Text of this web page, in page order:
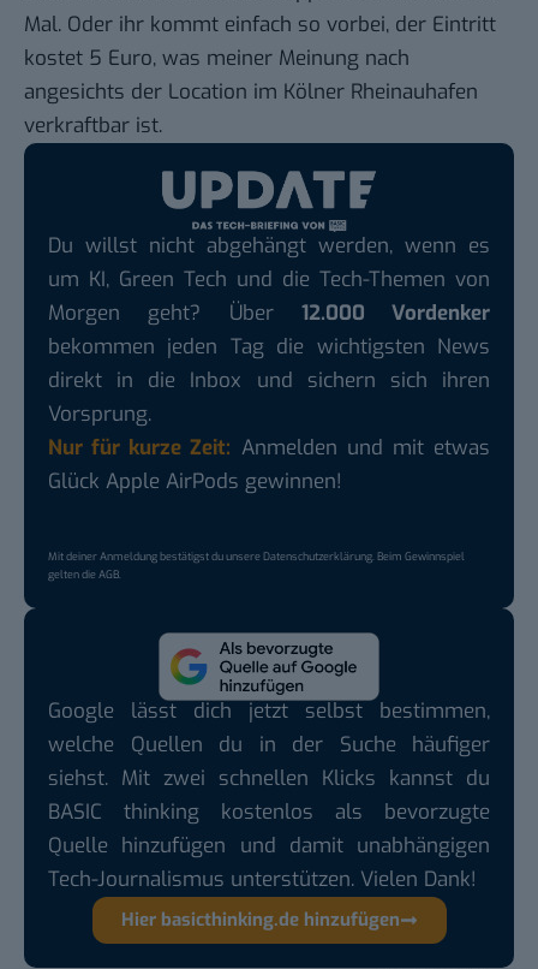
Mal. Oder ihr kommt einfach so vorbei, der Eintritt
kostet 5 Euro, was meiner Meinung nach
angesichts der Location im Kölner Rheinauhafen
verkraftbar ist.
Du willst nicht abgehängt werden, wenn es
um KI, Green Tech und die Tech-Themen von
Morgen geht? Über 12.000 Vordenker
bekommen jeden Tag die wichtigsten News
direkt in die Inbox und sichern sich ihren
Vorsprung.
Nur für kurze Zeit: Anmelden und mit etwas
Glück Apple AirPods gewinnen!
Mit deiner Anmeldung bestätigst du unsereDatenschutzerklärung. Beim Gewinnspiel
gelten dieAGB.
Google lässt dich jetzt selbst bestimmen,
welche Quellen du in der Suche häufiger
siehst. Mit zwei schnellen Klicks kannst du
BASIC thinking kostenlos als bevorzugte
Quelle hinzufügen und damit unabhängigen
Tech-Journalismus unterstützen. Vielen Dank!
Hier basicthinking.de hinzufügen